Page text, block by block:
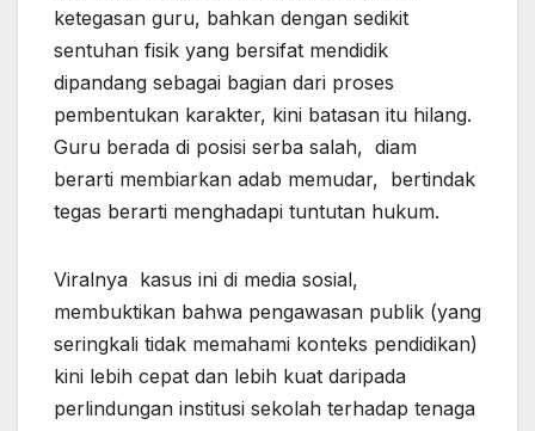
ketegasan guru, bahkan dengan sedikit
sentuhan fisik yang bersifat mendidik
dipandang sebagai bagian dari proses
pembentukan karakter, kini batasan itu hilang.
Guru berada di posisi serba salah, diam
berarti membiarkan adab memudar, bertindak
tegas berarti menghadapi tuntutan hukum.
Viralnya kasus ini di media sosial,
membuktikan bahwa pengawasan publik (yang
seringkali tidak memahami konteks pendidikan)
kini lebih cepat dan lebih kuat daripada
perlindungan institusi sekolah terhadap tenaga